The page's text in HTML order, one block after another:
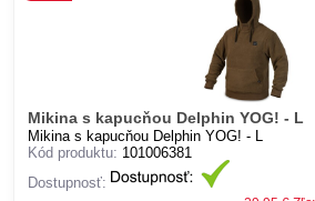
Mikina s kapucňou Delphin YOG! - L
Mikina s kapucňou Delphin YOG! - L
Kód produktu: 101006381
Dostupnosť: